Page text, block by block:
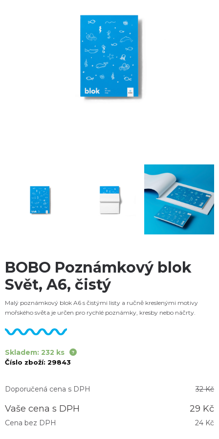
BOBO Poznámkový blok
Svět, A6, čistý
Malý poznámkový blok A6 s čistými listy a ručně kreslenými motivy
mořského světa je určen pro rychlé poznámky, kresby nebo náčrty.
Skladem: 232 ks
Číslo zboží: 29843
Doporučená cena s DPH 32 Kč
Vaše cena s DPH 29 Kč
Cena bez DPH 24 Kč